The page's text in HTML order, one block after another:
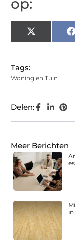
op:
X
(Twitter)
Tags:
Woning en Tuin
Delen:
Meer Berichten